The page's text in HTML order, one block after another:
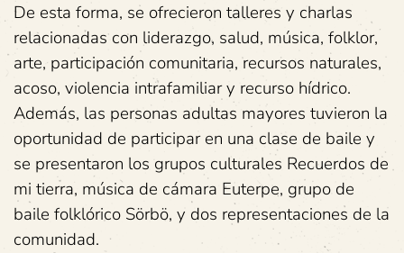
De esta forma, se ofrecieron talleres y charlas
relacionadas con liderazgo, salud, música, folklor,
arte, participación comunitaria, recursos naturales,
acoso, violencia intrafamiliar y recurso hídrico.
Además, las personas adultas mayores tuvieron la
oportunidad de participar en una clase de baile y
se presentaron los grupos culturales Recuerdos de
mi tierra, música de cámara Euterpe, grupo de
baile folklórico Sörbö, y dos representaciones de la
comunidad.